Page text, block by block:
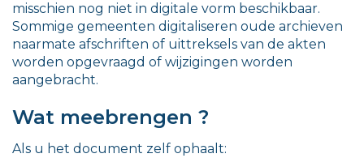
misschien nog niet in digitale vorm beschikbaar.
Sommige gemeenten digitaliseren oude archieven
naarmate afschriften of uittreksels van de akten
worden opgevraagd of wijzigingen worden
aangebracht.
Wat meebrengen ?
Als u het document zelf ophaalt: